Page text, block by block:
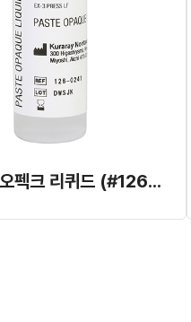
페이스트 오펙크 리퀴드 (#126-0071)